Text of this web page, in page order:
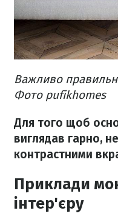
Важливо
Фото pufikhomes
Для того щоб
виглядав гарно,
контрастними
Приклади
інтер'єру